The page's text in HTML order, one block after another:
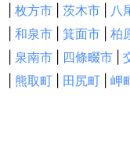
尼崎市 伊丹市 芦
三木市
丹波篠山市
加古川市
加西市
姫路市
太子町 南
枚方市 茨木市 八
和泉市 箕面市 柏
泉南市 四條畷市
熊取町 田尻町 岬